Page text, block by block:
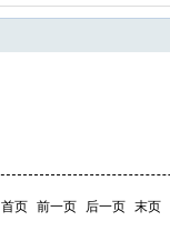
首页 前一页 后一页 末页